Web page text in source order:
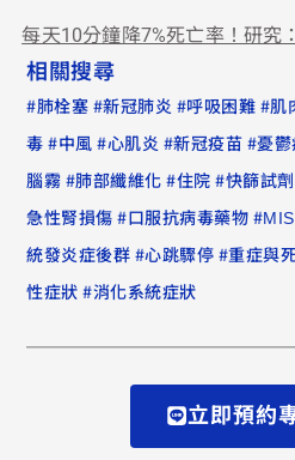
每天10分鐘降7%死亡率！研究
相關搜尋
#肺栓塞 #新冠肺炎 #呼吸困難 #肌
毒 #中風 #心肌炎 #新冠疫苗 #憂鬱
腦霧 #肺部纖維化 #住院 #快篩試劑
急性腎損傷 #口服抗病毒藥物 #MIS
統發炎症後群 #心跳驟停 #重症與
性症狀 #消化系統症狀
立即預約